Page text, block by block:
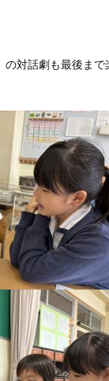
の対話劇も最後ま